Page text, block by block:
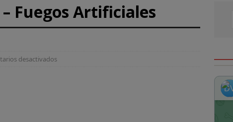
Ramón
DESAYUNOS
de San Felipe
DESAYUNOS
de Streaming por países
Fuegos Artificiales
desactivados